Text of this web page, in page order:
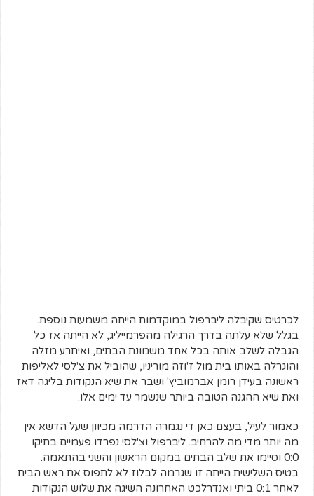
לכרטיס שקיבלה ליברפול במוקדמות הייתה משמעות נוספת.
בגלל שלא עלתה בדרך הרגילה מהפרמייליג, לא הייתה אז כל
הגבלה לשלב אותה בכל אחד משמונת הבתים, ואיתרע מזלה
והוגרלה באותו בית מול ז'וזה מוריניו, שהוביל את צ'לסי לאליפות
ראשונה בעידן רומן אברמוביץ' ושבר את שיא הנקודות בליגה דאז
ואת שיא ההגנה הטובה ביותר שנשמר עד ימים אלו.
כאמור לעיל, בעצם כאן די נגמרה הדרמה מכיוון שעל הדשא אין
מה יותר מדי מה להרחיב. ליברפול וצ'לסי נפרדו פעמיים בתיקו
0:0 וסיימו את שלב הבתים במקום הראשון והשני בהתאמה.
בטיס השלישית הייתה זו שגרמה לבלוז לא לתפוס את ראש הבית
לאחר 0:1 ביתי ואנדרלכט האחרונה השיגה את שלוש הנקודות